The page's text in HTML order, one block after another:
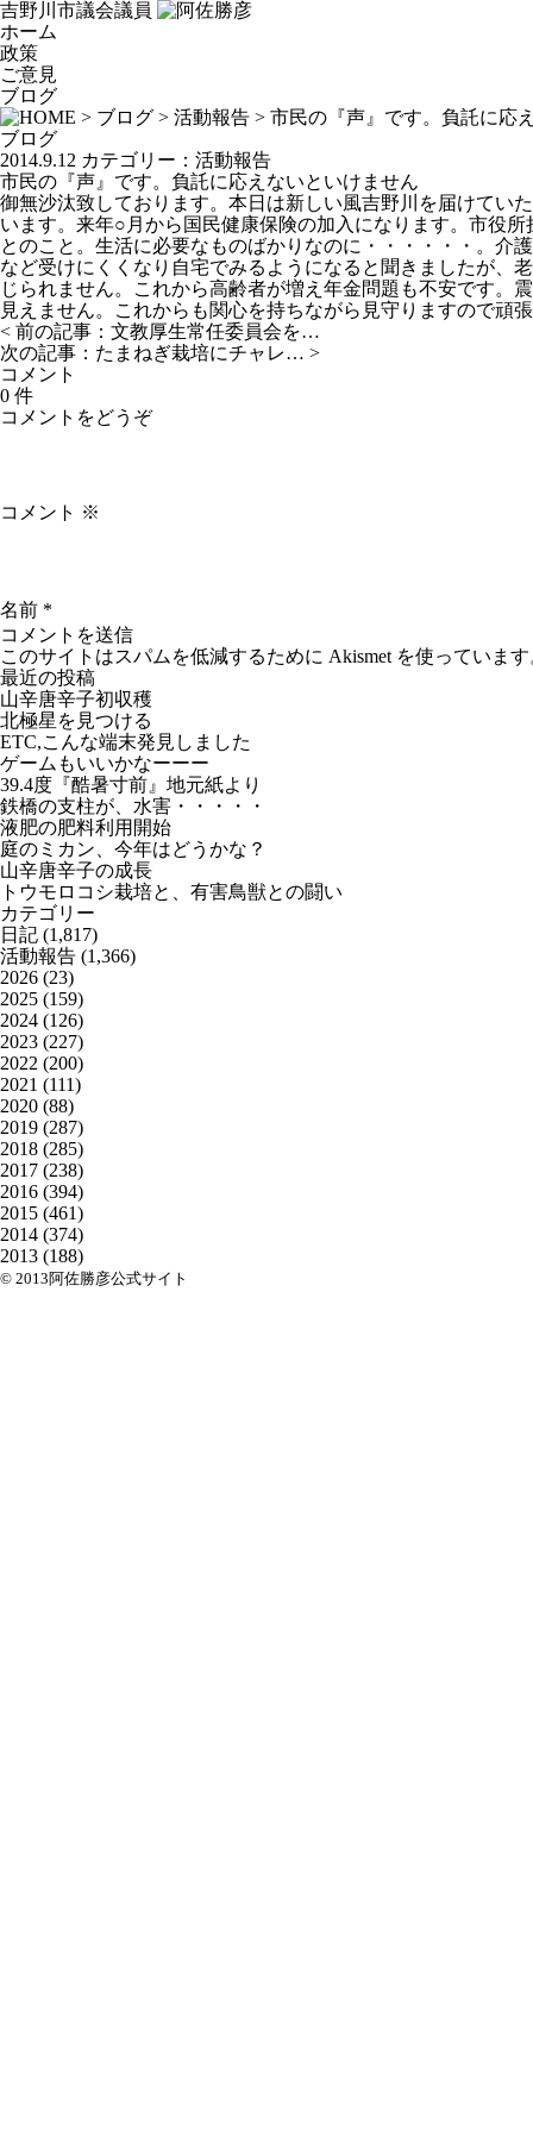
吉野川市議会議員
ホーム
政策
ご意見
ブログ
> ブログ > 活動報告 > 市民の『声』です。負託に応
ブログ
2014.9.12 カテゴリー： 活動報告
市民の『声』です。負託に応えないといけません
御無沙汰致しております。本日は新しい風吉野川を届けてい
います。来年○月から国民健康保険の加入になります。市役
とのこと。生活に必要なものばかりなのに・・・・・・。介
など受けにくくなり自宅でみるようになると聞きましたが、
じられません。これから高齢者が増え年金問題も不安です。
見えません。これからも関心を持ちながら見守りますので頑
< 前の記事： 文教厚生常任委員会を…
次の記事： たまねぎ栽培にチャレ… >
コメント
0 件
コメントをどうぞ
コメント ※
名前 *
このサイトはスパムを低減するために Akismet を使っていま
最近の投稿
山辛唐辛子初収穫
北極星を見つける
ETC,こんな端末発見しました
ゲームもいいかなーーー
39.4度『酷暑寸前』地元紙より
鉄橋の支柱が、水害・・・・・
液肥の肥料利用開始
庭のミカン、今年はどうかな？
山辛唐辛子の成長
トウモロコシ栽培と、有害鳥獣との闘い
カテゴリー
日記 (1,817)
活動報告 (1,366)
2026 (23)
2025 (159)
2024 (126)
2023 (227)
2022 (200)
2021 (111)
2020 (88)
2019 (287)
2018 (285)
2017 (238)
2016 (394)
2015 (461)
2014 (374)
2013 (188)
© 2013阿佐勝彦公式サイト